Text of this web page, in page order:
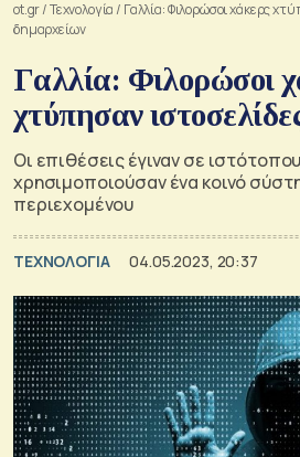
ot.gr/Τεχνολογία / Γαλλία: Φιλορώσοι χάκερς
δημαρχείων
Γαλλία: Φιλορώσοι
χτύπησαν
Οι επιθέσεις έγιναν σε
χρησιμοποιούσαν ένα κοινό
περιεχομένου
ΤΕΧΝΟΛΟΓΙΑ 04.05.2023, 20:37